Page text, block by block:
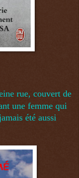
rue, couvert de
une femme qui
été aussi